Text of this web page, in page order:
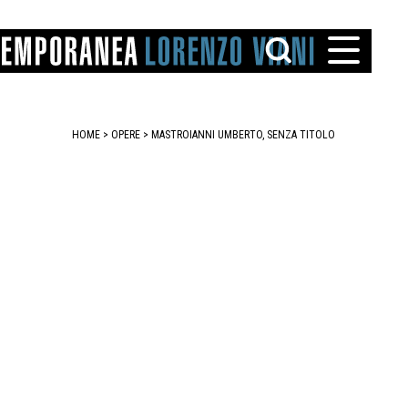
HOME > OPERE > MASTROIANNI UMBERTO, SENZA TITOLO